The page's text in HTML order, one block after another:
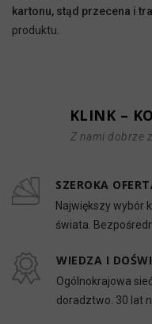
kartonu, stąd przecena i
produktu.
KLINK –
Z nami dobrze
SZEROKA
Największy wybór
świata.
WIEDZA I
Ogólnokrajowa
doradztwo. 30 lat